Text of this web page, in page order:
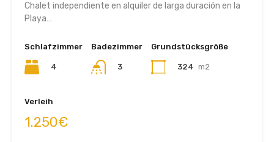
Chalet independiente en alquiler de larga duración en la
Playa…
Schlafzimmer
4
Badezimmer
3
Grundstücksgröße
324 m2
Verleih
1.250€